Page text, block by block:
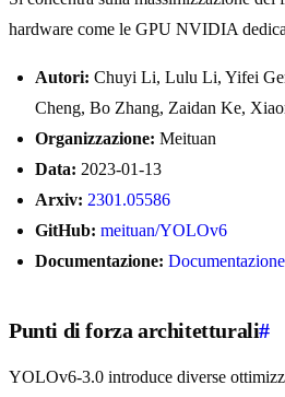
hardware come le GPU NVIDIA
Autori: Chuyi Li, Lulu Li, Yifei
Cheng, Bo Zhang, Zaidan Ke,
Organizzazione: Meituan
Data: 2023-01-13
Arxiv: 2301.05586
GitHub: meituan/YOLOv6
Documentazione:
Punti di forza architetturali#
YOLOv6-3.0 introduce diverse